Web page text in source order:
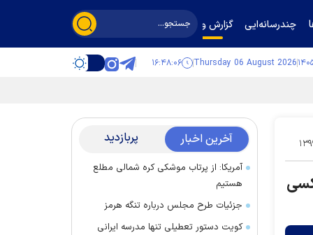
چندرسانه‌ایی گزارش و گفت‌وگو
Thursday 06 August 2026 ۱۶:۴۸:۰۷
۱۹ آخرین اخبار پربازدید
آمریکا: از پرتاب موشکی کره شمالی مطلع
هستیم
جزئیات طرح مجلس درباره تنگه هرمز
کویت دستور تعطیلی تنها مدرسه ایرانی